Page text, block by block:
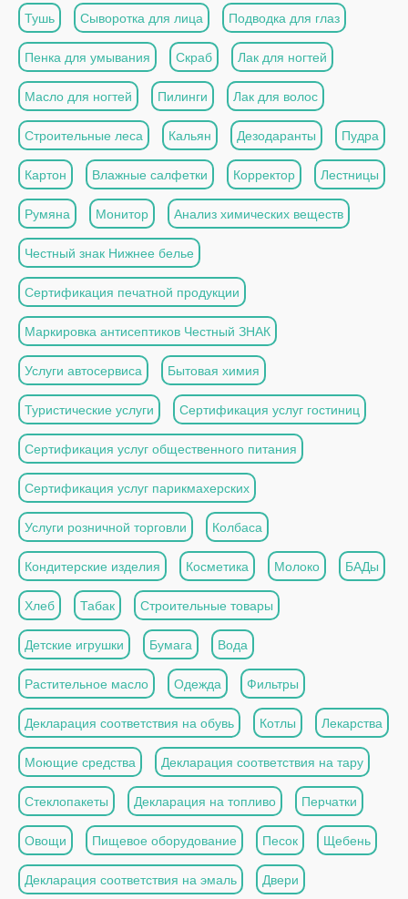
Тушь Сыворотка для лица Подводка для глаз
Пенка для умывания Скраб Лак для ногтей
Масло для ногтей Пилинги Лак для волос
Строительные леса Кальян Дезодаранты Пудра
Картон Влажные салфетки Корректор Лестницы
Румяна Монитор Анализ химических веществ
Честный знак Нижнее белье
Сертификация печатной продукции
Маркировка антисептиков Честный ЗНАК
Услуги автосервиса Бытовая химия
Туристические услуги Сертификация услуг гостиниц
Сертификация услуг общественного питания
Сертификация услуг парикмахерских
Услуги розничной торговли Колбаса
Кондитерские изделия Косметика Молоко БАДы
Хлеб Табак Строительные товары
Детские игрушки Бумага Вода
Растительное масло Одежда Фильтры
Декларация соответствия на обувь Котлы Лекарства
Моющие средства Декларация соответствия на тару
Стеклопакеты Декларация на топливо Перчатки
Овощи Пищевое оборудование Песок Щебень
Декларация соответствия на эмаль Двери